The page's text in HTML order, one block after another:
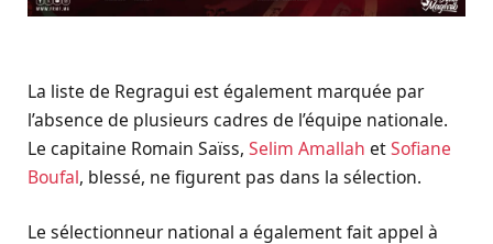
La liste de Regragui est également marquée par
l’absence de plusieurs cadres de l’équipe nationale.
Le capitaine Romain Saïss, Selim Amallah etSofiane
Boufal, blessé, ne figurent pas dans la sélection.
Le sélectionneur national a également fait appel à